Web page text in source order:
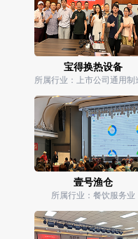
宝得换热设备
所属行业：上市公司通用制
壹号渔仓
所属行业：餐饮服务业